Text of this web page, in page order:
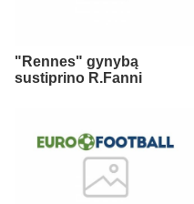
"Rennes" gynybą
sustiprino R.Fanni